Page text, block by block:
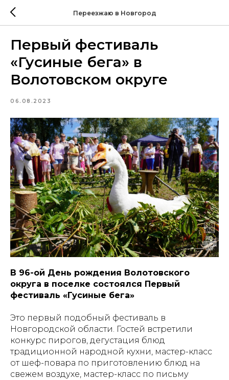
Переезжаю в Новгород
Первый фестиваль
«Гусиные бега» в
Волотовском округе
06.08.2023
В 96-ой День рождения Волотовского
округа в поселке состоялся Первый
фестиваль «Гусиные бега»
Это первый подобный фестиваль в
Новгородской области. Гостей встретили
конкурс пирогов, дегустация блюд
традиционной народной кухни, мастер-класс
от шеф-повара по приготовлению блюд на
свежем воздухе, мастер-класс по письму